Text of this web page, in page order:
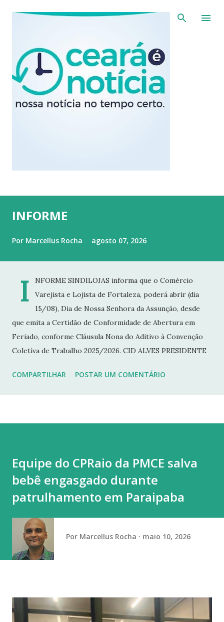
Pular para o conteúdo principal
INFORME
Por Marcellus Rocha agosto 07, 2026
I
NFORME SINDILOJAS informa que o Comércio
Varejista e Lojista de Fortaleza, poderá abrir (dia
15/08), Dia de Nossa Senhora da Assunção, desde
que emita a Certidão de Conformidade de Abertura em
Feriado, conforme Cláusula Nona do Aditivo à Convenção
Coletiva de Trabalho 2025/2026. CID ALVES PRESIDENTE
COMPARTILHAR POSTAR UM COMENTÁRIO
Equipe do CPRaio da PMCE salva
bebê engasgado durante
patrulhamento em Paraipaba
Por Marcellus Rocha maio 10, 2026